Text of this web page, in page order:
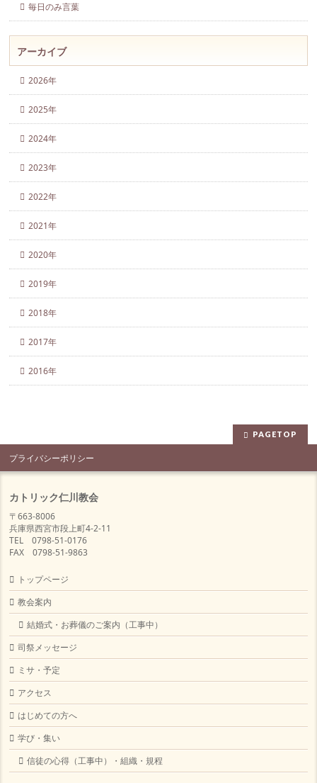
毎日のみ言葉
アーカイブ
2026年
2025年
2024年
2023年
2022年
2021年
2020年
2019年
2018年
2017年
2016年
PAGETOP
プライバシーポリシー
カトリック仁川教会
〒663-8006
兵庫県西宮市段上町4-2-11
TEL 0798-51-0176
FAX 0798-51-9863
トップページ
教会案内
結婚式・お葬儀のご案内（工事中）
司祭メッセージ
ミサ・予定
アクセス
はじめての方へ
学び・集い
信徒の心得（工事中）・組織・規程